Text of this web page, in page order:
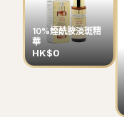
10%煙酰胺淡斑精
華
HK$0